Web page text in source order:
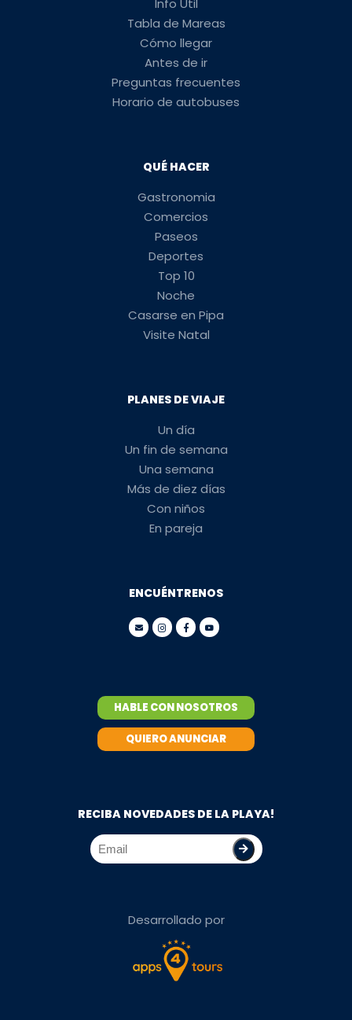
Tabla de Mareas
Cómo llegar
Antes de ir
Preguntas frecuentes
Horario de autobuses
QUÉ HACER
Gastronomia
Comercios
Paseos
Deportes
Top 10
Noche
Casarse en Pipa
Visite Natal
PLANES DE VIAJE
Un día
Un fin de semana
Una semana
Más de diez días
Con niños
En pareja
ENCUÉNTRENOS
HABLE CON NOSOTROS
QUIERO ANUNCIAR
RECIBA NOVEDADES DE LA PLAYA!
Desarrollado por